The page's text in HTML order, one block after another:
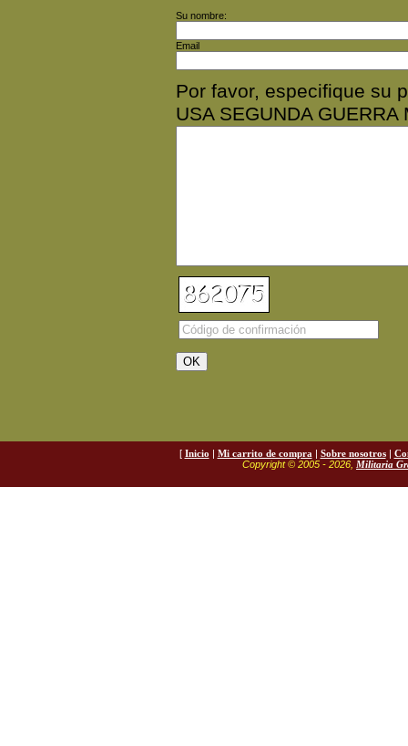
Su nombre:
Email
Por favor, especifique su
USA SEGUNDA
[ Inicio | Mi carrito de compra | Sobre nosotros|
Copyright © 2005 - 2026, Militaria